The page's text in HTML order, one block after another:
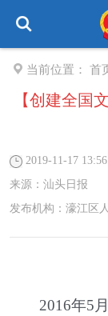
当前位置： 首
【创建全国
2019-11-17 13:56
来源： 汕头日报
发布机构： 濠江区
2016年5